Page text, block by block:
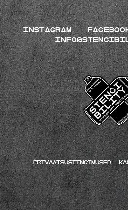
INSTAGRAM
Privaatsustingimused